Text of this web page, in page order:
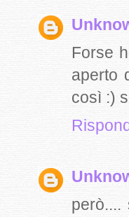
Forse
aperto
così :)